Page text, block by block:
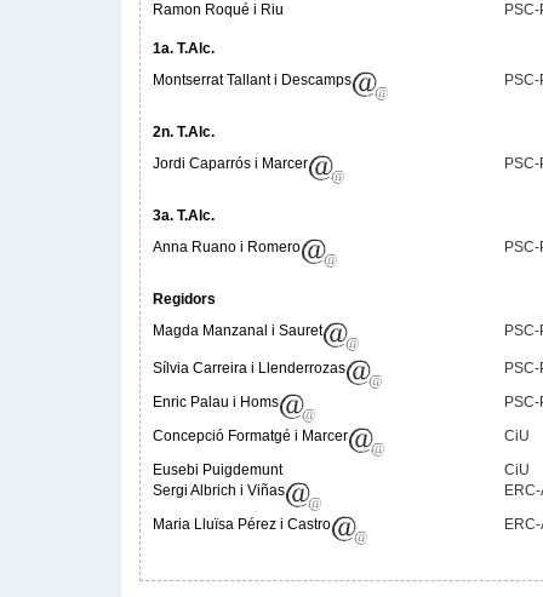
Ramon Roqué i Riu
PSC-
1a. T.Alc.
Montserrat Tallant i Descamps
PSC-
2n. T.Alc.
Jordi Caparrós i Marcer
PSC-
3a. T.Alc.
Anna Ruano i Romero
PSC-
Regidors
Magda Manzanal i Sauret
PSC-
Sílvia Carreira i Llenderrozas
PSC-
Enric Palau i Homs
PSC-
Concepció Formatgé i Marcer
CiU
Eusebi Puigdemunt
CiU
Sergi Albrich i Viñas
Maria Lluïsa Pérez i Castro